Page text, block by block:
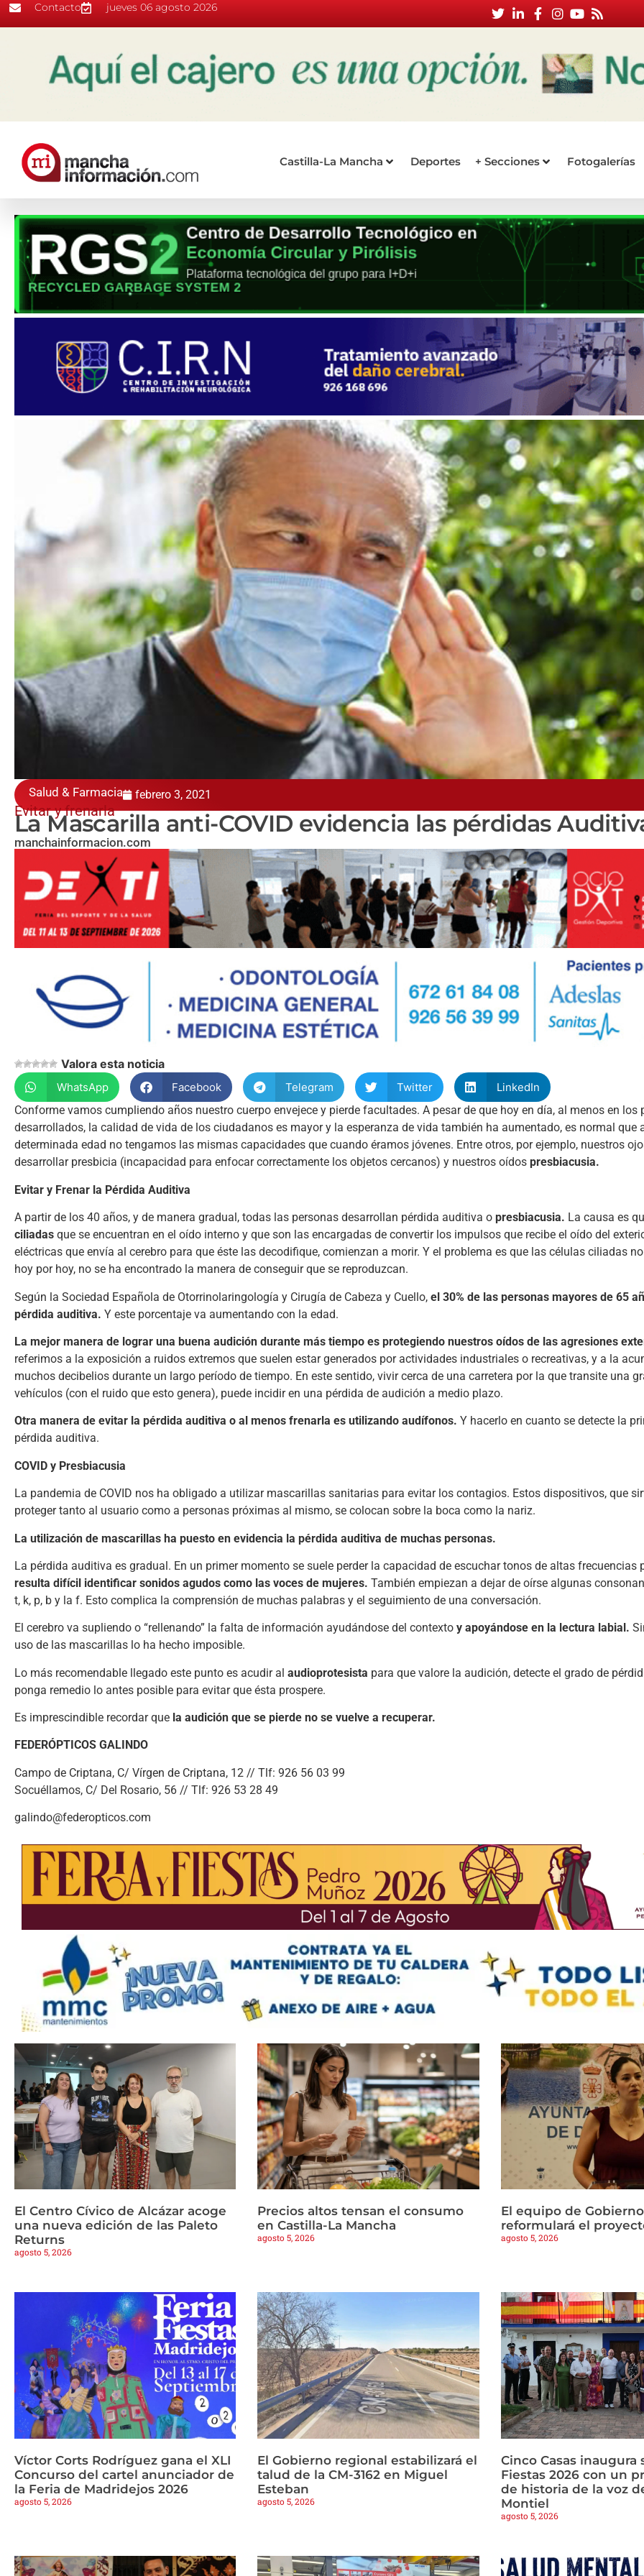
Contacto jueves 06 agosto 2026
Castilla-La Mancha Deportes + Secciones Fotogalerías
Salud & Farmacia febrero 3, 2021
Evitar y frenarla
La Mascarilla anti-COVID evidencia las pérdidas
manchainformacion.com
Valora esta noticia
WhatsApp Facebook Telegram Twitter
LinkedIn
Conforme vamos cumpliendo años nuestro cuerpo envejece y pierde facultades. A pesar de que hoy en día, al menos en los
desarrollados, la calidad de vida de los ciudadanos es mayor y la esperanza de vida también ha aumentado, es normal que
determinada edad no tengamos las mismas capacidades que cuando éramos jóvenes. Entre otros, por ejemplo, nuestros
desarrollar presbicia (incapacidad para enfocar correctamente los objetos cercanos) y nuestros oídos presbiacusia.
Evitar y Frenar la Pérdida Auditiva
A partir de los 40 años, y de manera gradual, todas las personas desarrollan pérdida auditiva o presbiacusia. La causa es
ciliadas que se encuentran en el oído interno y que son las encargadas de convertir los impulsos que recibe el oído del
eléctricas que envía al cerebro para que éste las decodifique, comienzan a morir. Y el problema es que las células ciliadas
hoy por hoy, no se ha encontrado la manera de conseguir que se reproduzcan.
Según la Sociedad Española de Otorrinolaringología y Cirugía de Cabeza y Cuello, el 30% de las personas mayores de 65
pérdida auditiva. Y este porcentaje va aumentando con la edad.
La mejor manera de lograr una buena audición durante más tiempo es protegiendo nuestros oídos de las agresiones
referimos a la exposición a ruidos extremos que suelen estar generados por actividades industriales o recreativas, y a la
muchos decibelios durante un largo período de tiempo. En este sentido, vivir cerca de una carretera por la que transite una
vehículos (con el ruido que esto genera), puede incidir en una pérdida de audición a medio plazo.
Otra manera de evitar la pérdida auditiva o al menos frenarla es utilizando audífonos. Y hacerlo en cuanto se detecte la
pérdida auditiva.
COVID y Presbiacusia
La pandemia de COVID nos ha obligado a utilizar mascarillas sanitarias para evitar los contagios. Estos dispositivos, que
proteger tanto al usuario como a personas próximas al mismo, se colocan sobre la boca como la nariz.
La utilización de mascarillas ha puesto en evidencia la pérdida auditiva de muchas personas.
La pérdida auditiva es gradual. En un primer momento se suele perder la capacidad de escuchar tonos de altas frecuencias
resulta difícil identificar sonidos agudos como las voces de mujeres. También empiezan a dejar de oírse algunas
t, k, p, b y la f. Esto complica la comprensión de muchas palabras y el seguimiento de una conversación.
El cerebro va supliendo o “rellenando” la falta de información ayudándose del contexto y apoyándose en la lectura labial.
uso de las mascarillas lo ha hecho imposible.
Lo más recomendable llegado este punto es acudir al audioprotesista para que valore la audición, detecte el grado de
ponga remedio lo antes posible para evitar que ésta prospere.
Es imprescindible recordar que la audición que se pierde no se vuelve a recuperar.
FEDERÓPTICOS GALINDO
Campo de Criptana, C/ Vírgen de Criptana, 12 // Tlf: 926 56 03 99
Socuéllamos, C/ Del Rosario, 56 // Tlf: 926 53 28 49
galindo@federopticos.com
El Centro Cívico de Alcázar acoge
una nueva edición de las Paleto
Returns
agosto 5, 2026
Precios altos tensan el consumo
en Castilla-La Mancha
agosto 5, 2026
El equipo de
reformulará el
agosto 5, 2026
Víctor Corts Rodríguez gana el XLI
Concurso del cartel anunciador de
la Feria de Madridejos 2026
agosto 5, 2026
El Gobierno regional estabilizará el
talud de la CM-3162 en Miguel
Esteban
agosto 5, 2026
Cinco Casas inaugura
Fiestas 2026 con un
de historia de la voz
Montiel
agosto 5, 2026